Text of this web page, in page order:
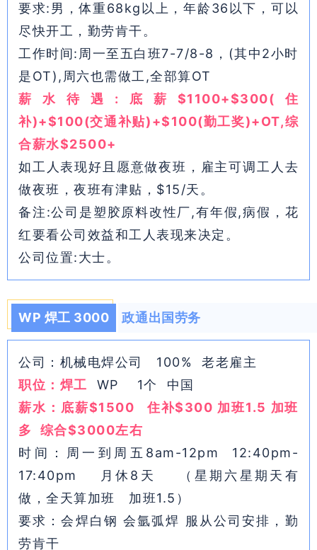
要求:男，体重68kg以上，年龄36以下，可以
尽快开工，勤劳肯干。
工作时间:周一至五白班7-7/8-8，(其中2小时
是OT),周六也需做工,全部算OT
薪水待遇:底薪$1100+$300(住
补)+$100(交通补贴)+$100(勤工奖)+OT,综
合薪水$2500+
如工人表现好且愿意做夜班，雇主可调工人去
做夜班，夜班有津贴，$15/天。
备注:公司是塑胶原料改性厂,有年假,病假，花
红要看公司效益和工人表现来决定。
公司位置:大士。
WP 焊工 3000 政通出国劳务
公司：机械电焊公司 100% 老老雇主
职位：焊工 WP 1个 中国
薪水：底薪$1500 住补$300 加班1.5 加班
多 综合$3000左右
时间：周一到周五8am-12pm 12:40pm-
17:40pm 月休8天 （星期六星期天有
做，全天算加班 加班1.5）
要求：会焊白钢 会氩弧焊 服从公司安排，勤
劳肯干